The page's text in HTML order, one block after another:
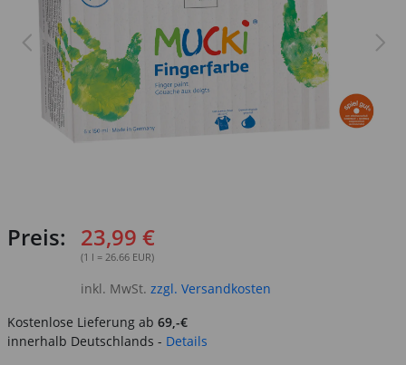
Preis: 23,99 €
(1 l = 26.66 EUR)
inkl. MwSt. zzgl. Versandkosten
Kostenlose Lieferung ab 69,-€
innerhalb Deutschlands - Details